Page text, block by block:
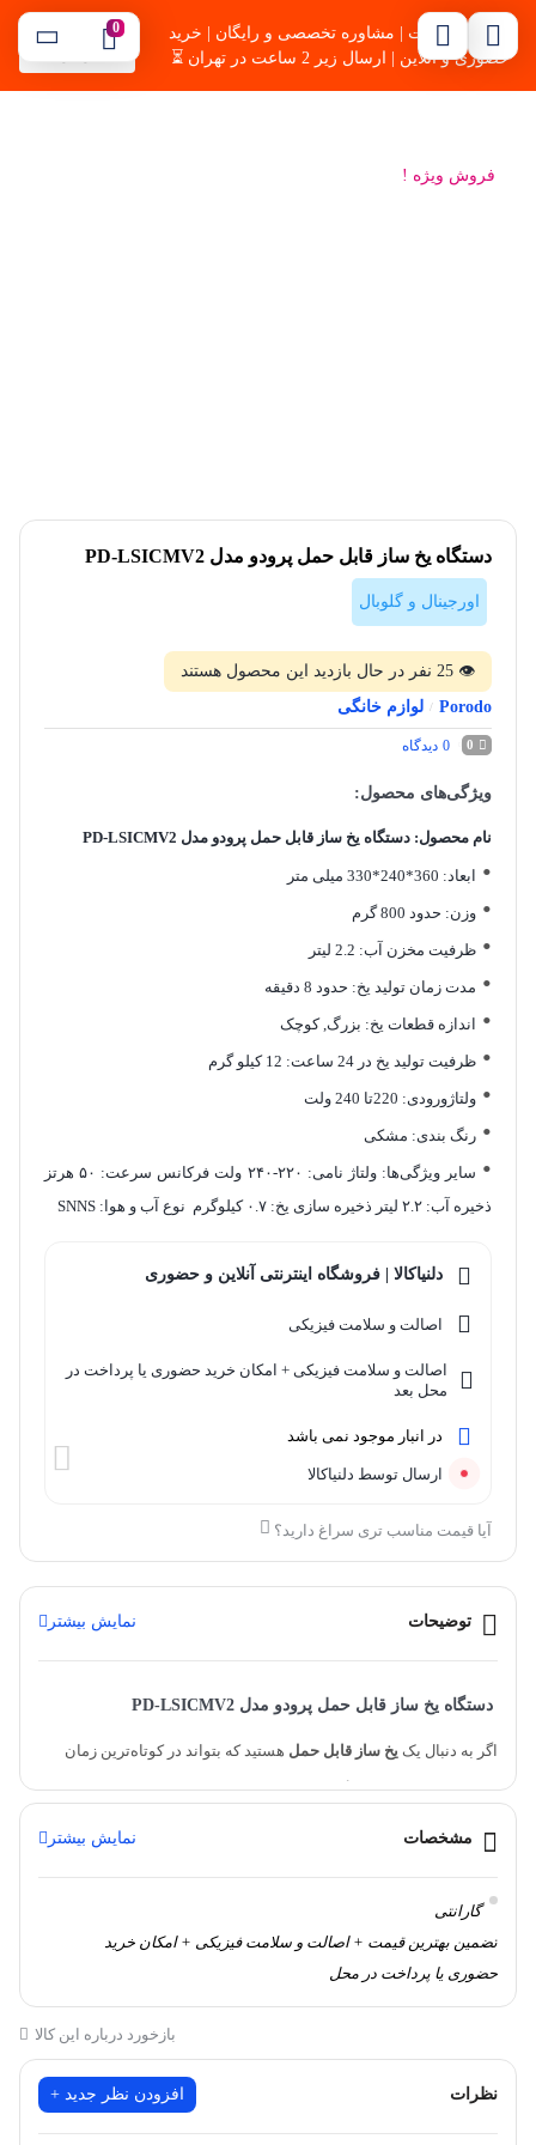
🔥بهترین قیمت | مشاوره تخصصی و رایگان | خرید
حضوری و آنلاین | ارسال زیر 2 ساعت در تهران ⏳
09121254344
0
فروش ویژه !
دستگاه یخ ساز قابل حمل پرودو مدل PD-LSICMV2
اورجینال و گلوبال
👁
25نفر در حال بازدید این محصول هستند
Porodo
/ لوازم خانگی
0
0 دیدگاه
ویژگی‌های محصول:
نام محصول: دستگاه یخ ساز قابل حمل پرودو مدل PD-LSICMV2
ابعاد: 360*240*330 میلی متر
وزن: حدود 800 گرم
ظرفیت مخزن آب: 2.2 لیتر
مدت زمان تولید یخ: حدود 8 دقیقه
اندازه قطعات یخ: بزرگ, کوچک
ظرفیت تولید یخ در 24 ساعت: 12 کیلو گرم
ولتاژورودی: 220تا 240 ولت
رنگ بندی: مشکی
سایر ویژگی‌ها: ولتاژ نامی: ۲۲۰-۲۴۰ ولت فرکانس سرعت: ۵۰ هرتز
ذخیره آب: ۲.۲ لیتر ذخیره سازی یخ: ۰.۷ کیلوگرم نوع آب و هوا: SNNS
دلنیاکالا | فروشگاه اینترنتی آنلاین و حضوری
اصالت و سلامت فیزیکی
اصالت و سلامت فیزیکی + امکان خرید حضوری یا پرداخت در
محل بعد
در انبار موجود نمی باشد
ارسال توسط دلنیاکالا
آیا قیمت مناسب تری سراغ دارید؟
توضیحات نمایش بیشتر
دستگاه یخ ساز قابل حمل پرودو مدل PD-LSICMV2
اگر به دنبال یک یخ ساز قابل حمل هستید که بتواند در کوتاه‌ترین زمان
ممکن یخ تولید کند، دستگاه یخ ساز قابل حمل پرودو مدل PD-LSICMV2
انتخابی عالی برای شماست. این دستگاه با طراحی مدرن و کارایی بالا،
مشخصات نمایش بیشتر
گارانتی
تضمین بهترین قیمت + اصالت و سلامت فیزیکی + امکان خرید
حضوری یا پرداخت در محل
بازخورد درباره این کالا
نظرات افزودن نظر جدید +